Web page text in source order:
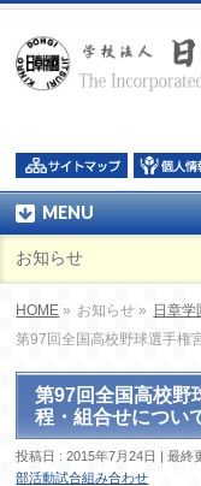
MENU
お知らせ
HOME » お知らせ » 日章
第97回全国高校野球選手権
第97回全国高校野
程・組合せについ
投稿日 : 2015年7月24日 最終
部活動試合組み合わせ